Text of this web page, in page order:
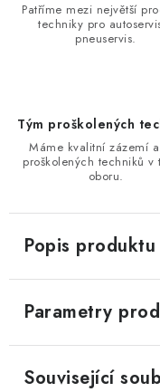
Patříme mezi největší
techniky pro
pneuservis.
Tým proškolených
Máme kvalitní zázemí
proškolených techniků v
oboru.
Popis produktu
Parametry
Související